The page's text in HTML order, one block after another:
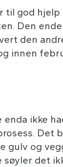
til god hjelp
Den
den
innen
ikke
Det
gulv og
det